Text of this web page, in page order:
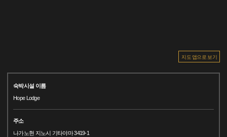
지도 앱으로 보기
숙박시설 이름
Hope Lodge
주소
나가노현 지노시 기타야마 3419-1